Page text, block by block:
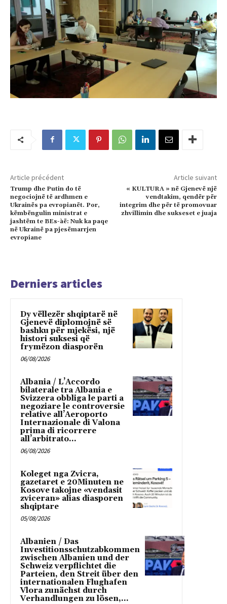
Article précédent
Trump dhe Putin do të
negociojnë të ardhmen e
Ukrainës pa evropianët. Por,
këmbëngulin ministrat e
jashtëm te BEs-àë: Nuk ka paqe
në Ukrainë pa pjesëmarrjen
evropiane
Article suivant
« KULTURA » në Gjenevë një
vendtakim, qendër për
integrim dhe për të promovuar
zhvillimin dhe sukseset e juaja
Derniers articles
Dy vëllezër shqiptarë në
Gjenevë diplomojnë së
bashku për mjekësi, një
histori suksesi që
frymëzon diasporën
06/08/2026
Albania / L’Accordo
bilaterale tra Albania e
Svizzera obbliga le parti a
negoziare le controversie
relative all’Aeroporto
Internazionale di Valona
prima di ricorrere
all’arbitrato...
06/08/2026
Koleget nga Zvicra,
gazetaret e 20Minuten ne
Kosove takojne «vendasit
zviceran» alias diasporen
shqiptare
05/08/2026
Albanien / Das
Investitionsschutzabkommen
zwischen Albanien und der
Schweiz verpflichtet die
Parteien, den Streit über den
internationalen Flughafen
Vlora zunächst durch
Verhandlungen zu lösen,...